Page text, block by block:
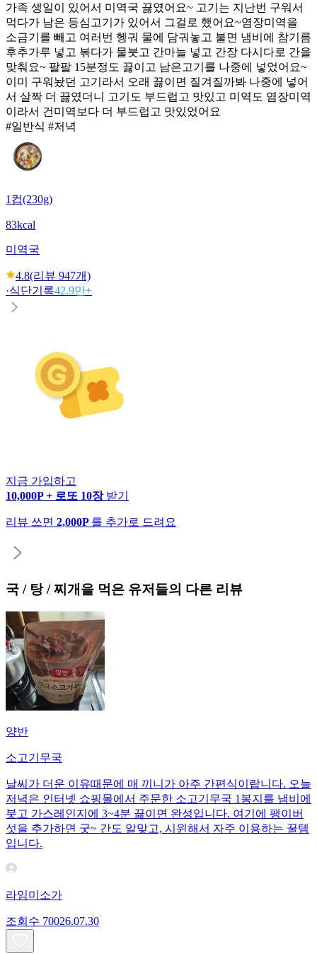
가족 생일이 있어서 미역국 끓였어요~ 고기는 지난번 구워서
먹다가 남은 등심고기가 있어서 그걸로 했어요~염장미역을
소금기를 빼고 여러번 헹궈 물에 담궈놓고 불면 냄비에 참기름
후추가루 넣고 볶다가 물붓고 간마늘 넣고 간장 다시다로 간을
맞춰요~ 팔팔 15분정도 끓이고 남은고기를 나중에 넣었어요~
이미 구워놨던 고기라서 오래 끓이면 질겨질까봐 나중에 넣어
서 살짝 더 끓였더니 고기도 부드럽고 맛있고 미역도 염장미역
이라서 건미역보다 더 부드럽고 맛있었어요
#일반식 #저녁
1컵(230g)
83kcal
미역국
4.8(리뷰 947개)
·식단기록42.9만+
지금 가입하고
10,000P + 로또 10장 받기
리뷰 쓰면 2,000P 를 추가로 드려요
국 / 탕 / 찌개 을 먹은 유저들의 다른 리뷰
양반
소고기무국
날씨가 더운 이유때문에 매 끼니가 아주 간편식이랍니다. 오늘
저녁은 인터넷 쇼핑몰에서 주문한 소고기무국 1봉지를 냄비에
붓고 가스레인지에 3~4분 끓이면 완성입니다. 여기에 팽이버
섯을 추가하면 굿~ 간도 알맞고, 시윈해서 자주 이용하는 꿀템
입니다.
라임미소가
조회수 70026.07.30